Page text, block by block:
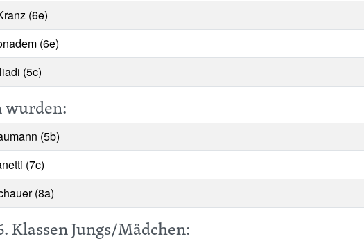
(6e)
(6e)
(5c)
wurden:
(5b)
(7c)
(8a)
Jungs/Mädchen: